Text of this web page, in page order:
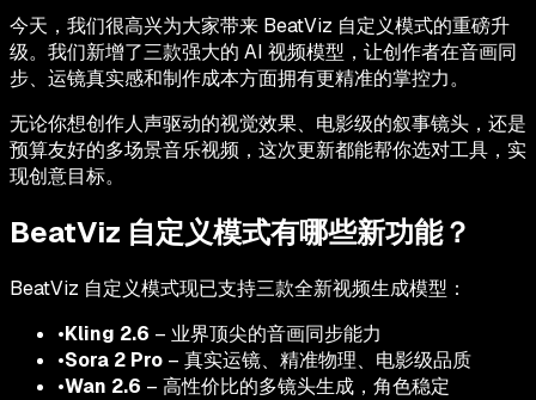
今天，我们很高兴为大家带来 BeatViz 自定义模式的重磅升
级。我们新增了三款强大的 AI 视频模型，让创作者在音画同
步、运镜真实感和制作成本方面拥有更精准的掌控力。
无论你想创作人声驱动的视觉效果、电影级的叙事镜头，还是
预算友好的多场景音乐视频，这次更新都能帮你选对工具，实
现创意目标。
BeatViz 自定义模式有哪些新功能？
BeatViz 自定义模式现已支持三款全新视频生成模型：
•Kling 2.6 – 业界顶尖的音画同步能力
•Sora 2 Pro – 真实运镜、精准物理、电影级品质
•Wan 2.6 – 高性价比的多镜头生成，角色稳定